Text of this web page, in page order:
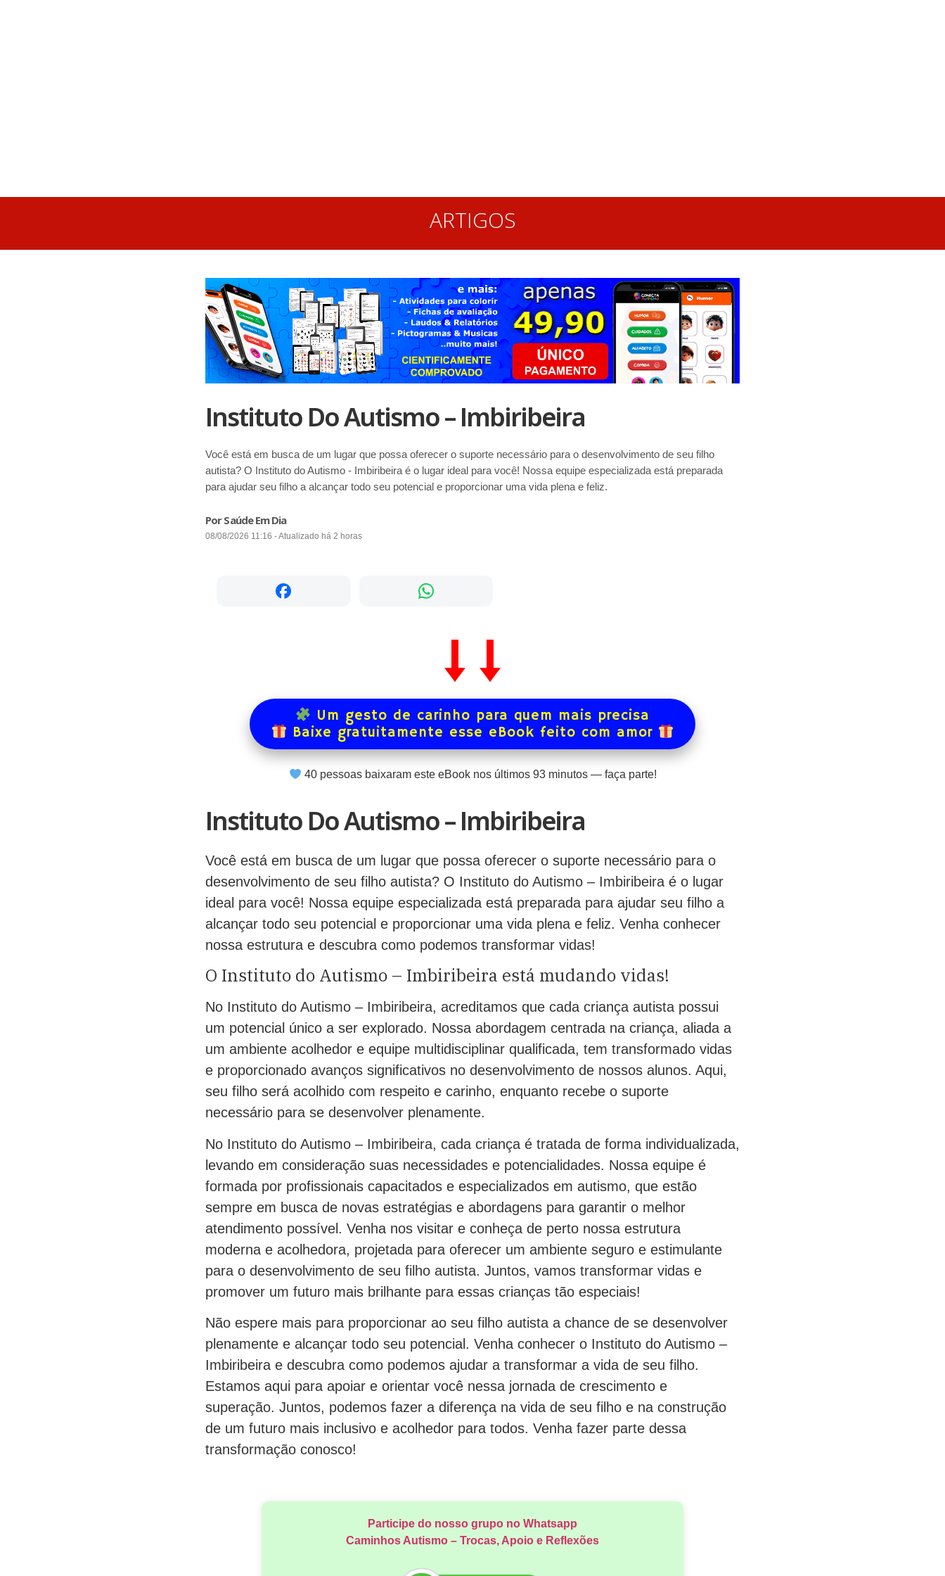
ARTIGOS
Instituto Do Autismo – Imbiribeira
Você está em busca de um lugar que possa oferecer o suporte necessário para o desenvolvimento de seu filho
autista? O Instituto do Autismo - Imbiribeira é o lugar ideal para você! Nossa equipe especializada está preparada
para ajudar seu filho a alcançar todo seu potencial e proporcionar uma vida plena e feliz.
Por Saúde Em Dia
08/08/2026 11:16 - Atualizado há 2 horas
Um gesto de carinho para quem mais precisa
Baixe gratuitamente esse eBook feito com amor
40pessoas baixaram este eBook nos últimos 93minutos — faça parte!
Instituto Do Autismo – Imbiribeira
Você está em busca de um lugar que possa oferecer o suporte necessário para o
desenvolvimento de seu filho autista? O Instituto do Autismo – Imbiribeira é o lugar
ideal para você! Nossa equipe especializada está preparada para ajudar seu filho a
alcançar todo seu potencial e proporcionar uma vida plena e feliz. Venha conhecer
nossa estrutura e descubra como podemos transformar vidas!
O Instituto do Autismo – Imbiribeira está mudando vidas!
No Instituto do Autismo – Imbiribeira, acreditamos que cada criança autista possui
um potencial único a ser explorado. Nossa abordagem centrada na criança, aliada a
um ambiente acolhedor e equipe multidisciplinar qualificada, tem transformado vidas
e proporcionado avanços significativos no desenvolvimento de nossos alunos. Aqui,
seu filho será acolhido com respeito e carinho, enquanto recebe o suporte
necessário para se desenvolver plenamente.
No Instituto do Autismo – Imbiribeira, cada criança é tratada de forma individualizada,
levando em consideração suas necessidades e potencialidades. Nossa equipe é
formada por profissionais capacitados e especializados em autismo, que estão
sempre em busca de novas estratégias e abordagens para garantir o melhor
atendimento possível. Venha nos visitar e conheça de perto nossa estrutura
moderna e acolhedora, projetada para oferecer um ambiente seguro e estimulante
para o desenvolvimento de seu filho autista. Juntos, vamos transformar vidas e
promover um futuro mais brilhante para essas crianças tão especiais!
Não espere mais para proporcionar ao seu filho autista a chance de se desenvolver
plenamente e alcançar todo seu potencial. Venha conhecer o Instituto do Autismo –
Imbiribeira e descubra como podemos ajudar a transformar a vida de seu filho.
Estamos aqui para apoiar e orientar você nessa jornada de crescimento e
superação. Juntos, podemos fazer a diferença na vida de seu filho e na construção
de um futuro mais inclusivo e acolhedor para todos. Venha fazer parte dessa
transformação conosco!
Participe do nosso grupo no Whatsapp
Caminhos Autismo – Trocas, Apoio e Reflexões